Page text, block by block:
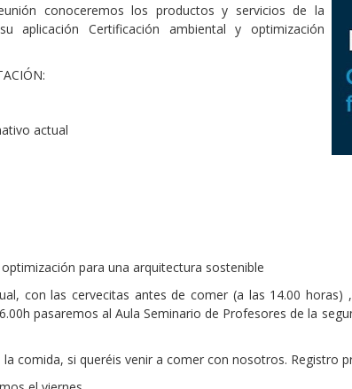
conoceremos los productos y servicios de la
aplicación Certificación ambiental y optimización
actual
para una arquitectura sostenible
con las cervecitas antes de comer (a las 14.00
pasaremos al Aula Seminario de Profesores de la
comida, si queréis venir a comer con nosotros. Registro